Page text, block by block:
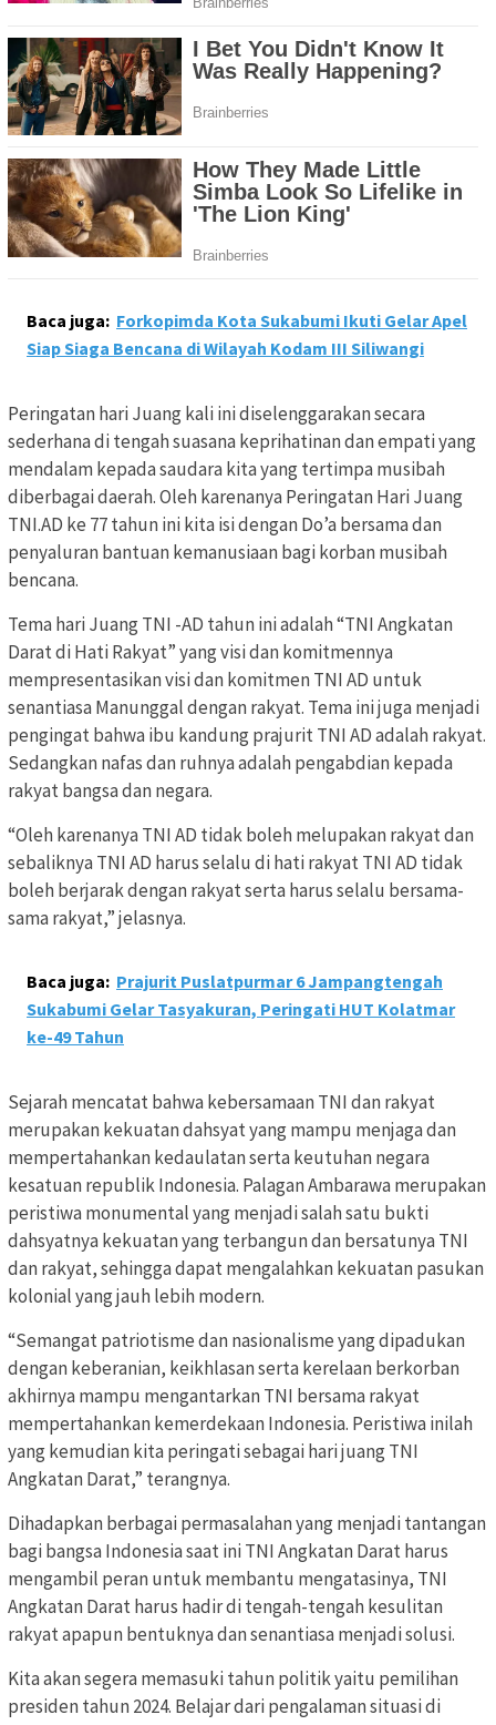
Baca juga: Forkopimda Kota Sukabumi Ikuti Gelar Apel
Siap Siaga Bencana di Wilayah Kodam III Siliwangi
Peringatan hari Juang kali ini diselenggarakan secara
sederhana di tengah suasana keprihatinan dan empati yang
mendalam kepada saudara kita yang tertimpa musibah
diberbagai daerah. Oleh karenanya Peringatan Hari Juang
TNI.AD ke 77 tahun ini kita isi dengan Do’a bersama dan
penyaluran bantuan kemanusiaan bagi korban musibah
bencana.
Tema hari Juang TNI -AD tahun ini adalah “TNI Angkatan
Darat di Hati Rakyat” yang visi dan komitmennya
mempresentasikan visi dan komitmen TNI AD untuk
senantiasa Manunggal dengan rakyat. Tema ini juga menjadi
pengingat bahwa ibu kandung prajurit TNI AD adalah rakyat.
Sedangkan nafas dan ruhnya adalah pengabdian kepada
rakyat bangsa dan negara.
“Oleh karenanya TNI AD tidak boleh melupakan rakyat dan
sebaliknya TNI AD harus selalu di hati rakyat TNI AD tidak
boleh berjarak dengan rakyat serta harus selalu bersama-
sama rakyat,” jelasnya.
Baca juga: Prajurit Puslatpurmar 6 Jampangtengah
Sukabumi Gelar Tasyakuran, Peringati HUT Kolatmar
ke-49 Tahun
Sejarah mencatat bahwa kebersamaan TNI dan rakyat
merupakan kekuatan dahsyat yang mampu menjaga dan
mempertahankan kedaulatan serta keutuhan negara
kesatuan republik Indonesia. Palagan Ambarawa merupakan
peristiwa monumental yang menjadi salah satu bukti
dahsyatnya kekuatan yang terbangun dan bersatunya TNI
dan rakyat, sehingga dapat mengalahkan kekuatan pasukan
kolonial yang jauh lebih modern.
“Semangat patriotisme dan nasionalisme yang dipadukan
dengan keberanian, keikhlasan serta kerelaan berkorban
akhirnya mampu mengantarkan TNI bersama rakyat
mempertahankan kemerdekaan Indonesia. Peristiwa inilah
yang kemudian kita peringati sebagai hari juang TNI
Angkatan Darat,” terangnya.
Dihadapkan berbagai permasalahan yang menjadi tantangan
bagi bangsa Indonesia saat ini TNI Angkatan Darat harus
mengambil peran untuk membantu mengatasinya, TNI
Angkatan Darat harus hadir di tengah-tengah kesulitan
rakyat apapun bentuknya dan senantiasa menjadi solusi.
Kita akan segera memasuki tahun politik yaitu pemilihan
presiden tahun 2024. Belajar dari pengalaman situasi di